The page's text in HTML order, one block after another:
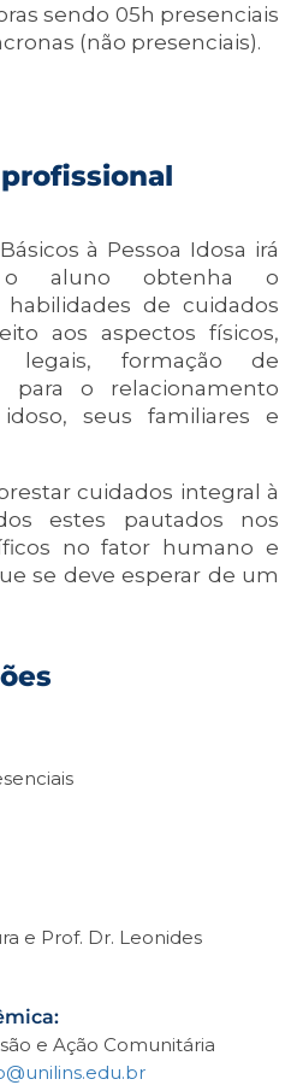
sendo 05h presenciais
(não presenciais).
à Pessoa Idosa irá
aluno obtenha o
de cuidados
aos aspectos físicos,
legais, formação de
para o relacionamento
seus familiares e
cuidados integral à
estes pautados nos
no fator humano e
se deve esperar de um
e Prof. Dr. Leonides
e Ação Comunitária